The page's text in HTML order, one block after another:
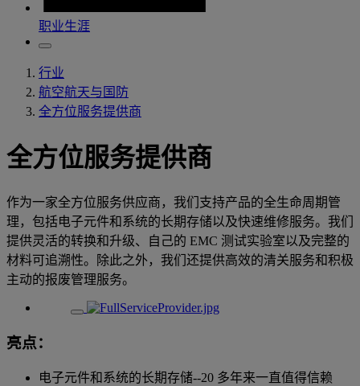
职业生涯
行业
航空航天与国防
全方位服务提供商
全方位服务提供商
作为一家全方位服务供应商，我们支持产品的全生命周期管
理，包括电子元件和系统的长期存储以及快速维修服务。我们
提供灵活的转换和升级、自己的 EMC 测试实验室以及完整的
材料可追溯性。除此之外，我们还提供高效的清关服务和积极
主动的报废管理服务。
亮点：
电子元件和系统的长期存储--20 多年来一直值得信赖